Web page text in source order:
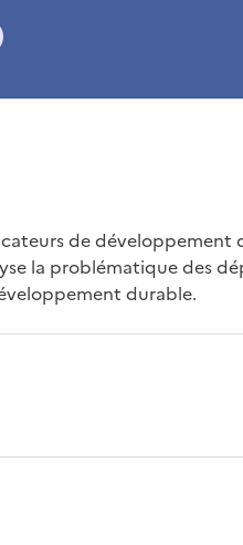
de développement
la problématique des
durable.